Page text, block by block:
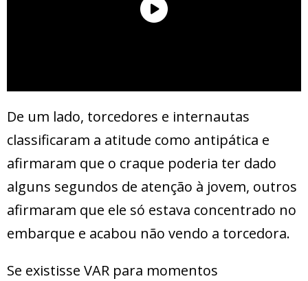
De um lado, torcedores e internautas
classificaram a atitude como antipática e
afirmaram que o craque poderia ter dado
alguns segundos de atenção à jovem, outros
afirmaram que ele só estava concentrado no
embarque e acabou não vendo a torcedora.
Se existisse VAR para momentos